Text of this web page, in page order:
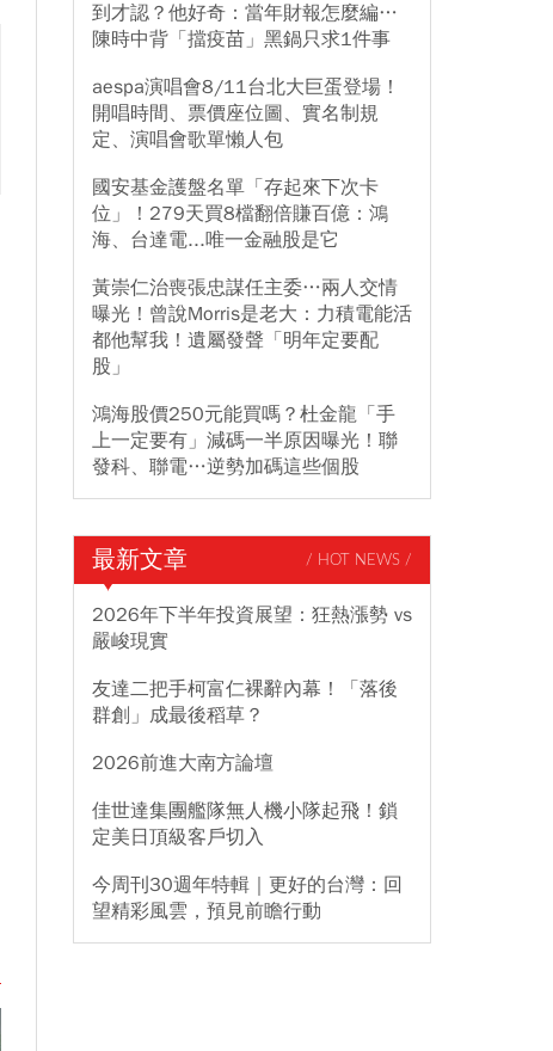
到才認？他好奇：當年財報怎麼編…
陳時中背「擋疫苗」黑鍋只求1件事
aespa演唱會8/11台北大巨蛋登場！
開唱時間、票價座位圖、實名制規
定、演唱會歌單懶人包
國安基金護盤名單「存起來下次卡
位」！279天買8檔翻倍賺百億：鴻
海、台達電...唯一金融股是它
黃崇仁治喪張忠謀任主委…兩人交情
曝光！曾說Morris是老大：力積電能活
都他幫我！遺屬發聲「明年定要配
股」
鴻海股價250元能買嗎？杜金龍「手
上一定要有」減碼一半原因曝光！聯
發科、聯電…逆勢加碼這些個股
最新文章 / HOT NEWS /
2026年下半年投資展望：狂熱漲勢 vs
嚴峻現實
友達二把手柯富仁裸辭內幕！「落後
群創」成最後稻草？
2026前進大南方論壇
佳世達集團艦隊無人機小隊起飛！鎖
定美日頂級客戶切入
今周刊30週年特輯｜更好的台灣：回
望精彩風雲，預見前瞻行動